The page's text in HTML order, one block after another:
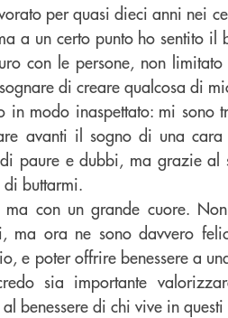
per quasi dieci anni nei
a un certo punto ho sentito
con le persone, non
di creare qualcosa di
modo inaspettato: mi sono
avanti il sogno di una cara
paure e dubbi, ma grazie al
buttarmi.
con un grande cuore.
ora ne sono davvero
e poter offrire benessere a
sia importante
benessere di chi vive in